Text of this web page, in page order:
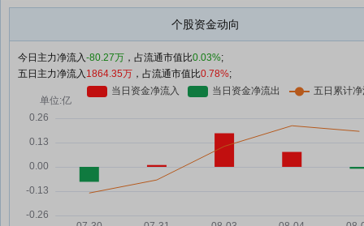
个股资金动向
今日主力净流入-80.27万 ，占流通市值比0.03%;
五日主力净流入 1864.35万 ，占流通市值比0.78%;